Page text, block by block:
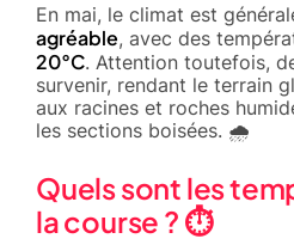
En mai, le climat est
agréable, avec des
20°C. Attention toutefois,
survenir, rendant le terrain
aux racines et roches
les sections boisées. 🌧️
Quels sont les
la course ? ⏱️